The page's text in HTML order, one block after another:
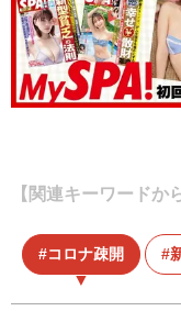
【関連キーワードか
コロナ疎開